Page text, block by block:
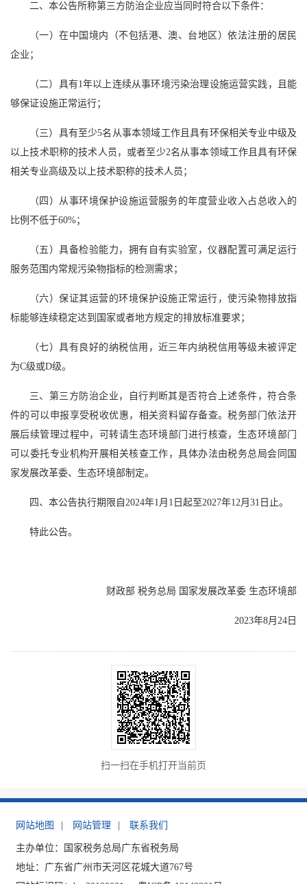
二、本公告所称第三方防治企业应当同时符合以下条件：
（一）在中国境内（不包括港、澳、台地区）依法注册的居民
企业；
（二）具有1年以上连续从事环境污染治理设施运营实践，且能
够保证设施正常运行；
（三）具有至少5名从事本领域工作且具有环保相关专业中级及
以上技术职称的技术人员，或者至少2名从事本领域工作且具有环保
相关专业高级及以上技术职称的技术人员；
（四）从事环境保护设施运营服务的年度营业收入占总收入的
比例不低于60%；
（五）具备检验能力，拥有自有实验室，仪器配置可满足运行
服务范围内常规污染物指标的检测需求；
（六）保证其运营的环境保护设施正常运行，使污染物排放指
标能够连续稳定达到国家或者地方规定的排放标准要求；
（七）具有良好的纳税信用，近三年内纳税信用等级未被评定
为C级或D级。
三、第三方防治企业，自行判断其是否符合上述条件，符合条
件的可以申报享受税收优惠，相关资料留存备查。税务部门依法开
展后续管理过程中，可转请生态环境部门进行核查，生态环境部门
可以委托专业机构开展相关核查工作，具体办法由税务总局会同国
家发展改革委、生态环境部制定。
四、本公告执行期限自2024年1月1日起至2027年12月31日止。
特此公告。
财政部 税务总局 国家发展改革委 生态环境部
2023年8月24日
扫一扫在手机打开当前页
网站地图 网站管理 联系我们
主办单位：国家税务总局广东省税务局
地址：广东省广州市天河区花城大道767号